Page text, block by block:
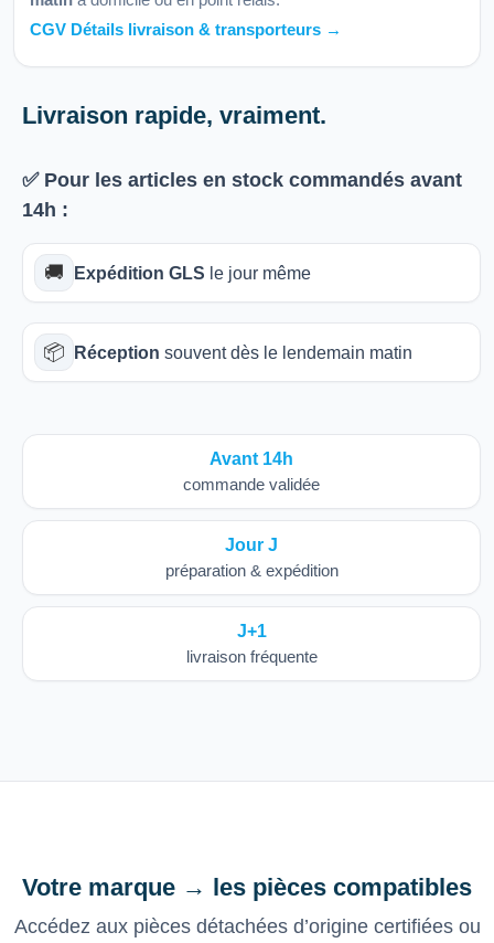
CGV Détails livraison & transporteurs →
Livraison rapide, vraiment.
✅ Pour les articles en stock commandés avant
14h :
🚚 Expédition GLS le jour même
📦 Réception souvent dès le lendemain matin
Avant 14h
commande validée
Jour J
préparation & expédition
J+1
livraison fréquente
Votre marque → les pièces compatibles
Accédez aux pièces détachées d’origine certifiées ou